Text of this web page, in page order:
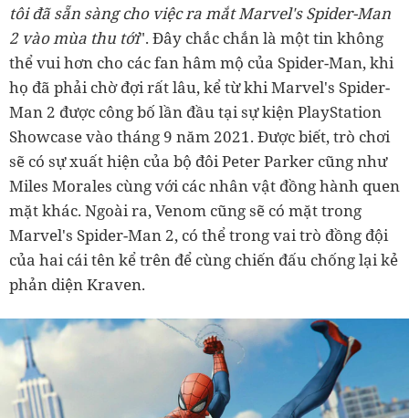
tôi đã sẵn sàng cho việc ra mắt Marvel's Spider-Man
2 vào mùa thu tới". Đây chắc chắn là một tin không
thể vui hơn cho các fan hâm mộ của Spider-Man, khi
họ đã phải chờ đợi rất lâu, kể từ khi Marvel's Spider-
Man 2 được công bố lần đầu tại sự kiện PlayStation
Showcase vào tháng 9 năm 2021. Được biết, trò chơi
sẽ có sự xuất hiện của bộ đôi Peter Parker cũng như
Miles Morales cùng với các nhân vật đồng hành quen
mặt khác. Ngoài ra, Venom cũng sẽ có mặt trong
Marvel's Spider-Man 2, có thể trong vai trò đồng đội
của hai cái tên kể trên để cùng chiến đấu chống lại kẻ
phản diện Kraven.